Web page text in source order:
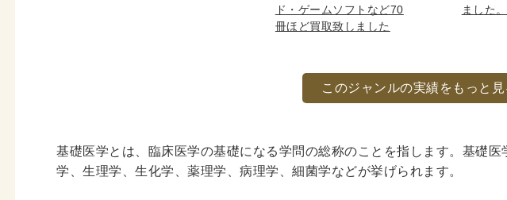
その他
ド・ゲームソフトなど70
冊ほど買取致しました
ました。
このジャンルの実績をもっと見
基礎医学とは、臨床医学の基礎になる学問の総称のことを指します。基礎
学、生理学、生化学、薬理学、病理学、細菌学などが挙げられます。